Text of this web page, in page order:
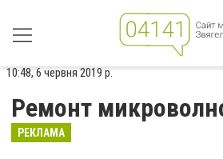
10:48, 6 червня 2019 р.
Ремонт
РЕКЛАМА